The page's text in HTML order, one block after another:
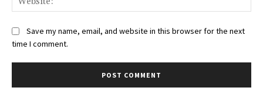
Save my name, email, and website in this browser for the next
time I comment.